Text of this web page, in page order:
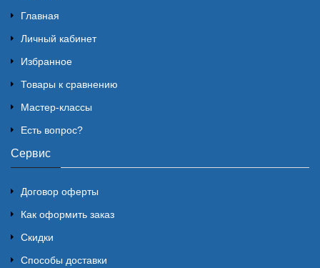
Главная
Личный кабинет
Избранное
Товары к сравнению
Мастер-классы
Есть вопрос?
Сервис
Договор оферты
Как оформить заказ
Скидки
Способы доставки